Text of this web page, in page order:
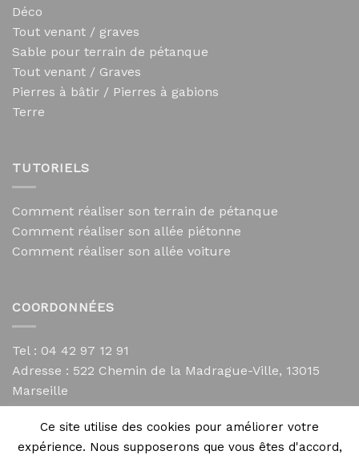
Déco
Tout venant / graves
Sable pour terrain de pétanque
Tout venant / Graves
Pierres à bâtir / Pierres à gabions
Terre
TUTORIELS
Comment réaliser son terrain de pétanque
Comment réaliser son allée piétonne
Comment réaliser son allée voiture
COORDONNÉES
Tel : 04 42 97 12 91
Adresse : 522 Chemin de la Madrague-Ville, 13015
Marseille
contact@mycailloux.com
Mentions légales
Ce site utilise des cookies pour améliorer votre
expérience. Nous supposerons que vous êtes d'accord,